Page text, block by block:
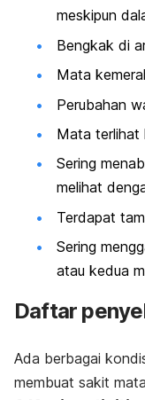
meskipun
Bengkak di
Mata
Perubahan
Mata terlihat
Sering
melihat
Terdapat
Sering
atau kedua
Daftar
Ada berbagai
membuat sakit